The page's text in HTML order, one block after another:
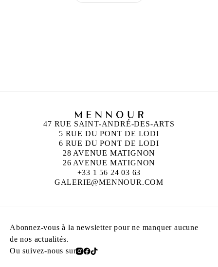
47 RUE SAINT-ANDRÉ-DES-ARTS
5 RUE DU PONT DE LODI
6 RUE DU PONT DE LODI
28 AVENUE MATIGNON
26 AVENUE MATIGNON
+33 1 56 24 03 63
GALERIE@MENNOUR.COM
Abonnez-vous à la newsletter pour ne manquer aucune
de nos actualités.
Ou suivez-nous sur